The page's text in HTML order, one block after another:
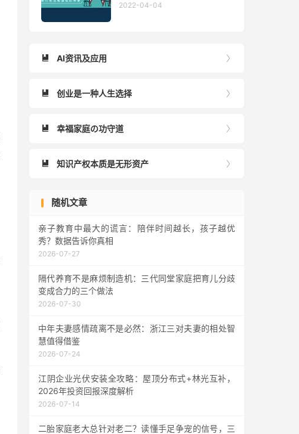
2022-04-04

 AI资讯及应用

 创业是一种人生选择

 幸福家庭の功守道

 知识产权本质是无形资产
随机文章
亲子教育中最大的谎言：陪伴时间越长，孩子越优
秀？数据告诉你真相
2026-07-27
隔代养育不是麻烦制造机：三代同堂家庭把育儿分歧
变成合力的三个做法
2026-07-30
中年夫妻感情疏离不是必然：浙江三对夫妻的相处智
慧值得借鉴
2026-07-24
江阴企业光伏安装全攻略：屋顶分布式+林光互补，
2026年投资回报深度解析
2026-07-14
二胎家庭老大总针对老二？读懂手足争宠的信号，三